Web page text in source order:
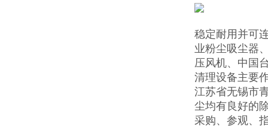
稳定耐用并可
业粉尘吸尘器
压风机、中国
清理设备主要
江苏省无锡市
尘均有良好的
采购、参观、